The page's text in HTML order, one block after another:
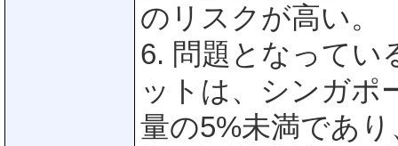
のリスクが高い。
6. 問題となってい
ットは、シンガポ
量の5%未満であ